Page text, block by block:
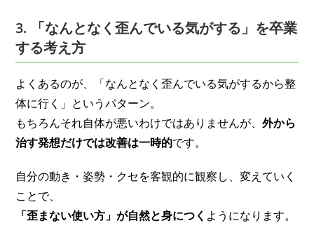
3. 「なんとなく歪んでいる気がする」を卒業
する考え方
よくあるのが、「なんとなく歪んでいる気がするから整
体に行く」というパターン。
もちろんそれ自体が悪いわけではありませんが、外から
治す発想だけでは改善は一時的です。
自分の動き・姿勢・クセを客観的に観察し、変えていく
ことで、
「歪まない使い方」が自然と身につく ようになります。